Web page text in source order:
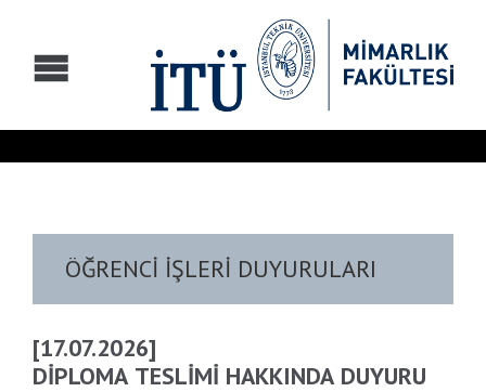
ÖĞRENCİ İŞLERİ DUYURULARI
[17.07.2026]
DİPLOMA TESLİMİ HAKKINDA DUYURU